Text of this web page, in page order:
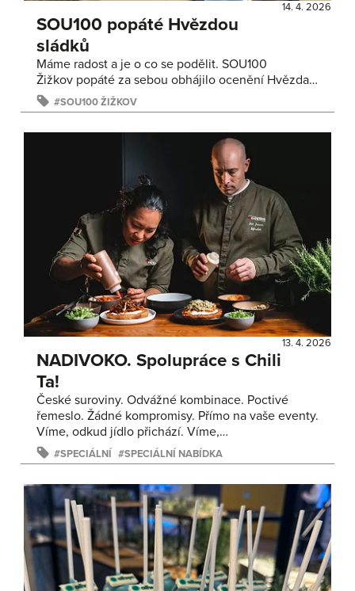
14. 4. 2026
SOU100 popáté Hvězdou
sládků
Máme radost a je o co se podělit. SOU100
Žižkov popáté za sebou obhájilo ocenění Hvězda…
SOU100 ŽIŽKOV
13. 4. 2026
NADIVOKO. Spolupráce s Chili
Ta!
České suroviny. Odvážné kombinace. Poctivé
řemeslo. Žádné kompromisy. Přímo na vaše eventy.
Víme, odkud jídlo přichází. Víme,…
SPECIÁLNÍ SPECIÁLNÍ NABÍDKA